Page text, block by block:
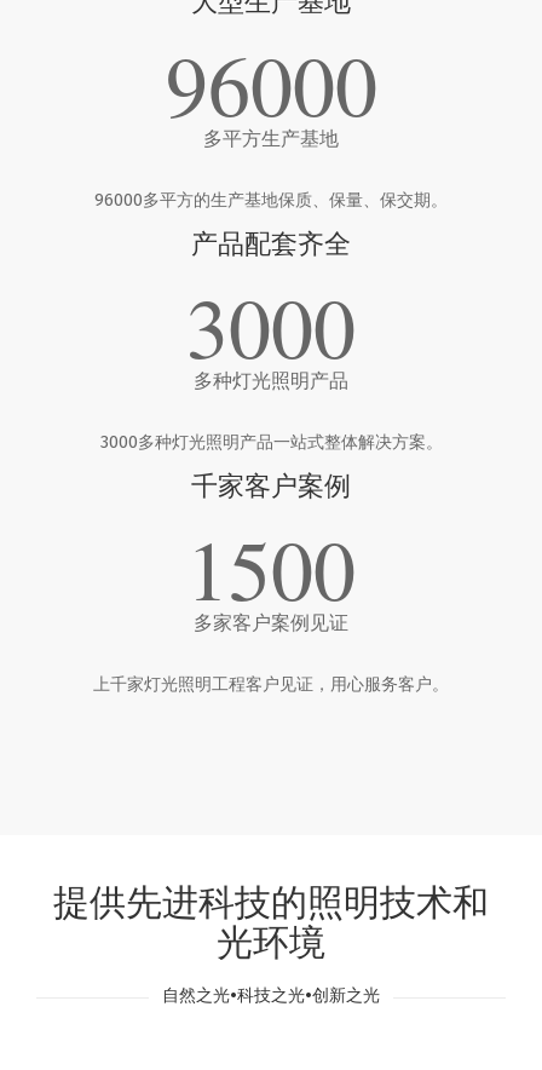
96000
多平方生产基地
96000多平方的生产基地保质、保量、保交期。
产品配套齐全
3000
多种灯光照明产品
3000多种灯光照明产品一站式整体解决方案。
千家客户案例
1500
多家客户案例见证
上千家灯光照明工程客户见证，用心服务客户。
提供先进科技的照明技术和
光环境
自然之光•科技之光•创新之光